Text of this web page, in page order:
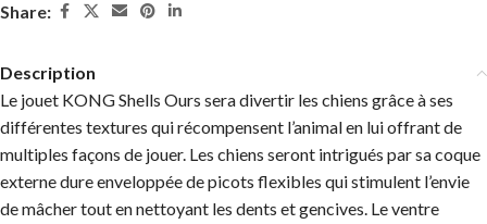
Share:
Description
Le jouet KONG Shells Ours sera divertir les chiens grâce à ses
différentes textures qui récompensent l’animal en lui offrant de
multiples façons de jouer. Les chiens seront intrigués par sa coque
externe dure enveloppée de picots flexibles qui stimulent l’envie
de mâcher tout en nettoyant les dents et gencives. Le ventre